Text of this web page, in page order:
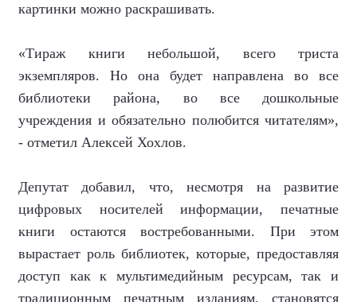
картинки можно раскрашивать.
«Тираж книги небольшой, всего триста
экземпляров. Но она будет направлена во все
библиотеки района, во все дошкольные
учреждения и обязательно полюбится читателям»,
- отметил Алексей Хохлов.
Депутат добавил, что, несмотря на развитие
цифровых носителей информации, печатные
книги остаются востребованными. При этом
вырастает роль библиотек, которые, предоставляя
доступ как к мультимедийным ресурсам, так и
традиционным печатным изданиям, становятся